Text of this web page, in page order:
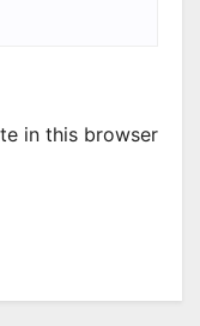
in this browser